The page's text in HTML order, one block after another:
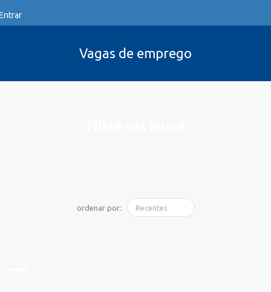
Vagas de emprego
ordenar por: